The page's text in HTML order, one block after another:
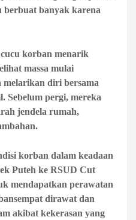
berbuat banyak karena
korban menarik
massa mulai
melarikan diri bersama
Sebelum pergi, mereka
jendela rumah,
korban dalam keadaan
Puteh ke RSUD Cut
mendapatkan perawatan
dirawat dan
akibat kekerasan yang